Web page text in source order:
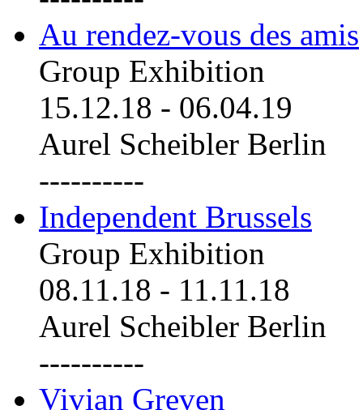
Au rendez-vous des amis
Group Exhibition
15.12.18 - 06.04.19
Aurel Scheibler Berlin
----------
Independent Brussels
Group Exhibition
08.11.18 - 11.11.18
Aurel Scheibler Berlin
----------
Vivian Greven